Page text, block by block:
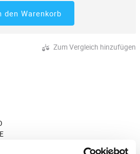
den Warenkorb
Zum Vergleich hinzufügen